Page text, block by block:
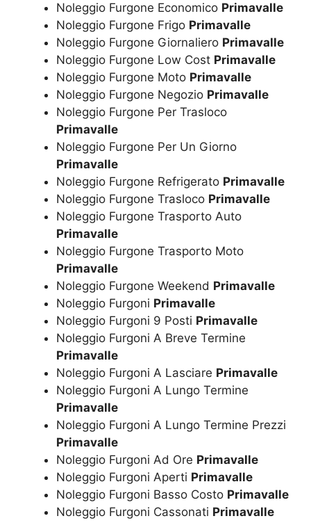
Noleggio Furgone Economico Primavalle
Noleggio Furgone Frigo Primavalle
Noleggio Furgone Giornaliero Primavalle
Noleggio Furgone Low Cost Primavalle
Noleggio Furgone Moto Primavalle
Noleggio Furgone Negozio Primavalle
Noleggio Furgone Per Trasloco
Primavalle
Noleggio Furgone Per Un Giorno
Primavalle
Noleggio Furgone Refrigerato Primavalle
Noleggio Furgone Trasloco Primavalle
Noleggio Furgone Trasporto Auto
Primavalle
Noleggio Furgone Trasporto Moto
Primavalle
Noleggio Furgone Weekend Primavalle
Noleggio Furgoni Primavalle
Noleggio Furgoni 9 Posti Primavalle
Noleggio Furgoni A Breve Termine
Primavalle
Noleggio Furgoni A Lasciare Primavalle
Noleggio Furgoni A Lungo Termine
Primavalle
Noleggio Furgoni A Lungo Termine Prezzi
Primavalle
Noleggio Furgoni Ad Ore Primavalle
Noleggio Furgoni Aperti Primavalle
Noleggio Furgoni Basso Costo Primavalle
Noleggio Furgoni Cassonati Primavalle